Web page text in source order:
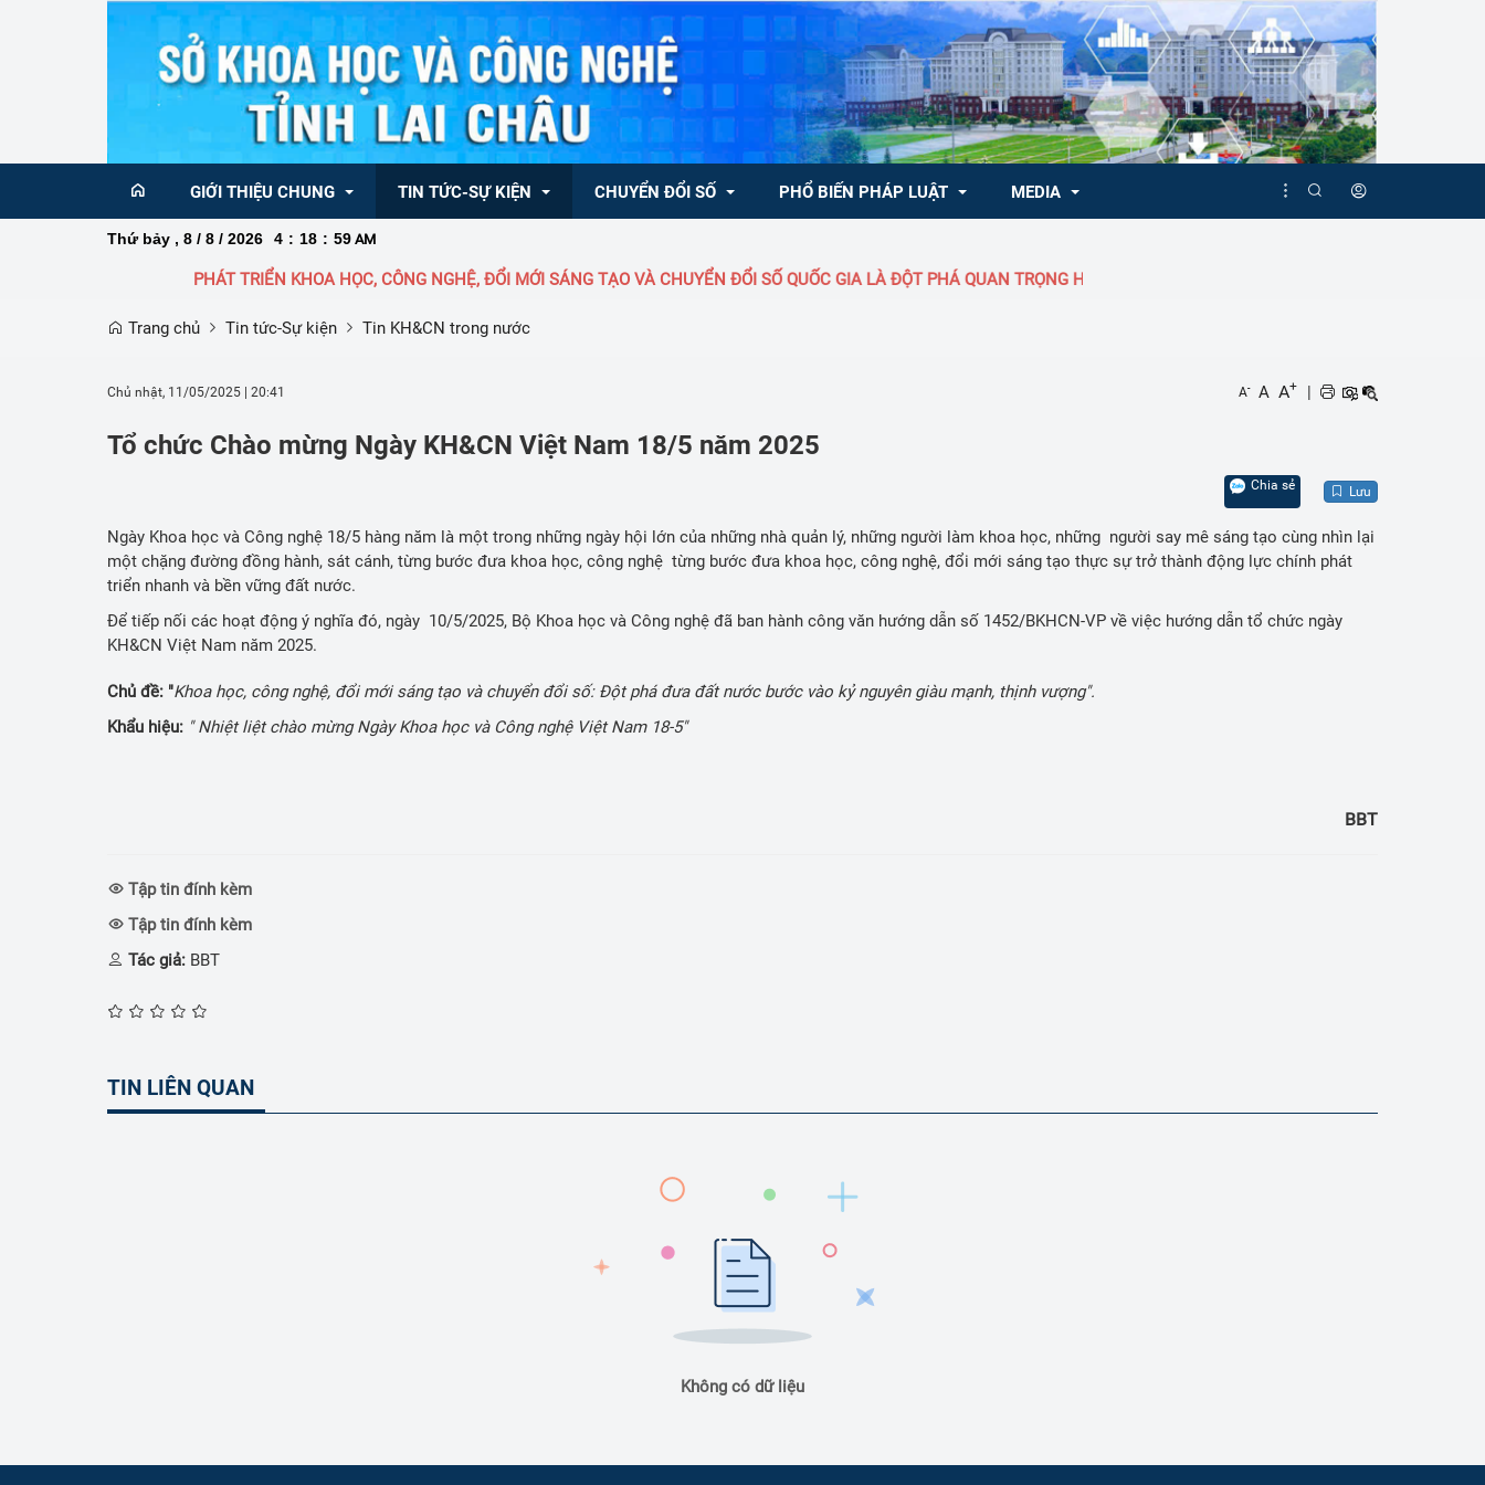
GIỚI THIỆU CHUNG
Chức năng nhiệm vụ Sở Khoa học và
Danh bạ điện thoại
TIN TỨC-SỰ KIỆN
Tin KH&CN Quốc tế
Thông báo chương trình, quy hoạch, kế hoạch
Danh mục thông tin cần công khai
Cải cách hành chính
Sáng kiến Sáng kiến Cấp tỉnh - Lai Châu
Cổng Sáng kiến Bộ khoa học và công
Tin tức KH&CN trong tỉnh
CHUYỂN ĐỔI SỐ PHỔ BIẾN PHÁP LUẬT
Dự thảo văn bản
MEDIA
Thứ bảy , 8 / 8 / 2026 4 : 18 : 59 AM
PHÁT TRIỂN KHOA HỌC, CÔNG NGHỆ, ĐỔI MỚI SÁNG TẠO VÀ CHUYỂN ĐỔI SỐ QUỐC GIA LÀ ĐỘT PHÁ QUAN TRỌNG HÀNG ĐẦU!
Trang chủ Tin tức-Sự kiện Tin KH&CN trong nước
Chủ nhật, 11/05/2025 | 20:41 A- A A+ |
Tổ chức Chào mừng Ngày KH&CN Việt Nam 18/5 năm 2025
Chia sẻ Lưu
Ngày Khoa học và Công nghệ 18/5 hàng năm là một trong những ngày hội lớn của những nhà quản lý, những người làm khoa học, những người say mê sáng tạo cùng nhìn lại
một chặng đường đồng hành, sát cánh, từng bước đưa khoa học, công nghệ từng bước đưa khoa học, công nghệ, đổi mới sáng tạo thực sự trở thành động lực chính phát
triển nhanh và bền vững đất nước.
Để tiếp nối các hoạt động ý nghĩa đó, ngày 10/5/2025, Bộ Khoa học và Công nghệ đã ban hành công văn hướng dẫn số 1452/BKHCN-VP về việc hướng dẫn tổ chức ngày
KH&CN Việt Nam năm 2025.
Chủ đề: "Khoa học, công nghệ, đổi mới sáng tạo và chuyển đổi số: Đột phá đưa đất nước bước vào kỷ nguyên giàu mạnh, thịnh vượng".
Khẩu hiệu: " Nhiệt liệt chào mừng Ngày Khoa học và Công nghệ Việt Nam 18-5"
BBT
Tập tin đính kèm
Tập tin đính kèm
Tác giả: BBT
TIN LIÊN QUAN
Không có dữ liệu